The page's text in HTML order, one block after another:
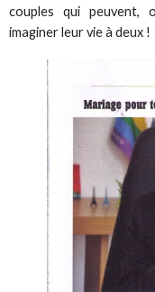
couples qui peuvent,
imaginer leur vie à deux !